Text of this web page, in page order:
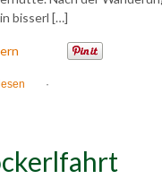
bisserl […]
·